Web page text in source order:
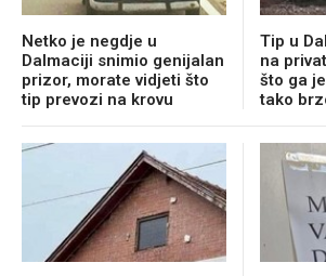
Netko je negdje u
Dalmaciji snimio genijalan
prizor, morate vidjeti što
tip prevozi na krovu
Tip u
na
što ga
tako